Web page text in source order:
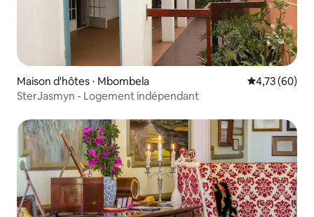
Maison d'hôtes ⋅ Mbombela Évaluation
4,73 (60)
SterJasmyn - Logement indépendant